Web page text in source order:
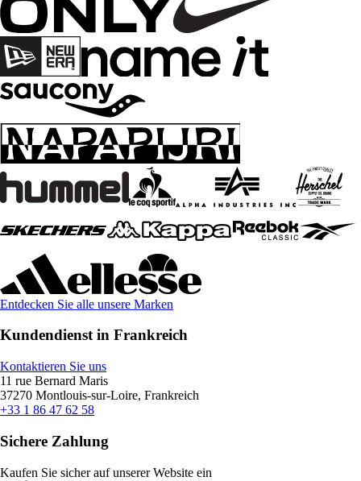
Entdecken Sie alle unsere Marken
Kundendienst in Frankreich
Kontaktieren Sie uns
11 rue Bernard Maris
37270 Montlouis-sur-Loire, Frankreich
+33 1 86 47 62 58
Sichere Zahlung
Kaufen Sie sicher auf unserer Website ein